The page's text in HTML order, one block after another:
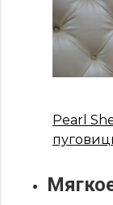
Pearl